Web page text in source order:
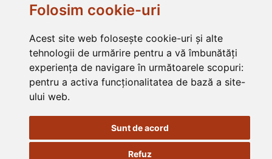
Folosim cookie-uri
Acest site web folosește cookie-uri și alte
tehnologii de urmărire pentru a vă îmbunătăți
experiența de navigare în următoarele scopuri:
pentru a activa funcționalitatea de bază a site-
ului web.
Sunt de acord
Refuz
Federației Filantropia
Asociația Filantropia Ortodoxă Alba Iulia este membru înFONPC
Asociația Filantropia Ortodoxă Alba Iulia funcționează cu
binecuvântarea
Arhiepiscopia Ortodoxă Alba Iulia